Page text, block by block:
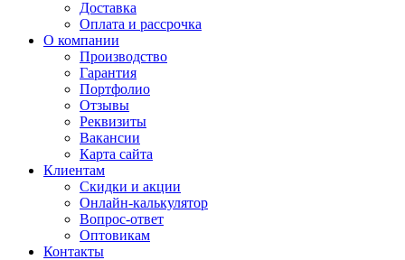
Доставка
Оплата и рассрочка
О компании
Производство
Гарантия
Портфолио
Отзывы
Реквизиты
Вакансии
Карта сайта
Клиентам
Скидки и акции
Онлайн-калькулятор
Вопрос-ответ
Оптовикам
Контакты